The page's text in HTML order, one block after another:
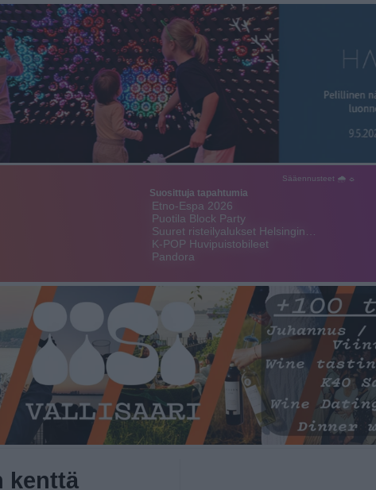
Sääennusteet 🌧 ☼
Suosittuja tapahtumia
Etno-Espa 2026
Puotila Block Party
Suuret risteilyalukset Helsingin…
K-POP Huvipuistobileet
Pandora
kenttä